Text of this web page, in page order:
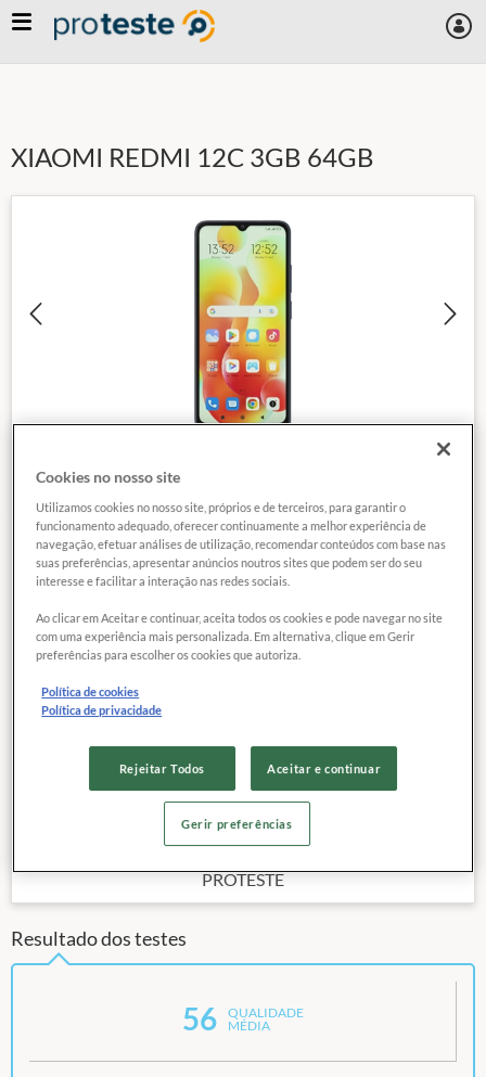
Skip
to
XIAOMI REDMI 12C 3GB 64GB
56 QUALIDADE
MÉDIA
COMPARAR
Data da publicação:05 / 2023
Tamanho da tela:
Memória interna declarada:
Não
Outras características
R$795,15
PROTESTE
Resultado dos testes
56
QUALIDADE
MÉDIA
Cookies no nosso site
Utilizamos cookies no nosso site, próprios e de terceiros, para garantir o
funcionamento adequado, oferecer continuamente a melhor experiência de
navegação, efetuar análises de utilização, recomendar conteúdos com base nas
suas preferências, apresentar anúncios noutros sites que podem ser do seu
interesse e facilitar a interação nas redes sociais.
Ao clicar em Aceitar e continuar, aceita todos os cookies e pode navegar no site
com uma experiência mais personalizada. Em alternativa, clique em Gerir
preferências para escolher os cookies que autoriza.
Política de cookies
Política de privacidade
Rejeitar Todos Aceitar e continuar
Gerir preferências